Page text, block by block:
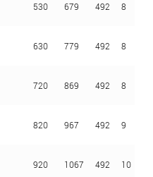
530 679 492 8
630 779 492 8
720 869 492 8
820 967 492 9
920 1067 492 10